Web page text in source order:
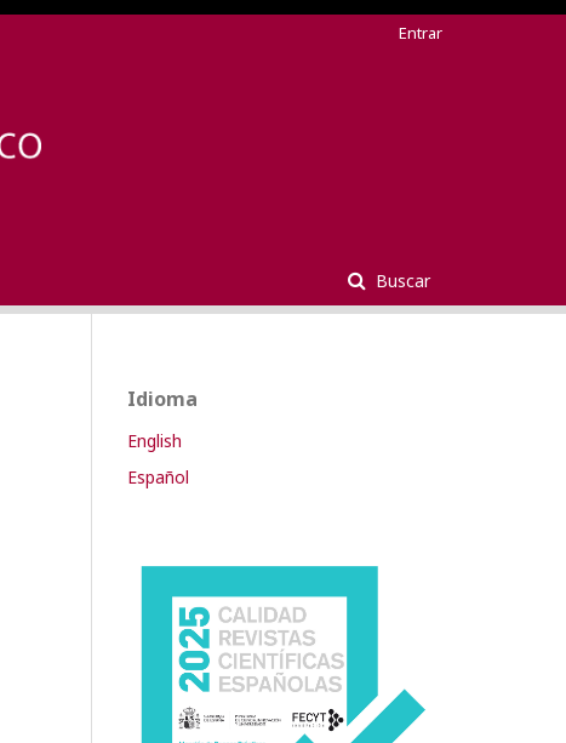
Buscar
Entrar
Idioma
English
Español